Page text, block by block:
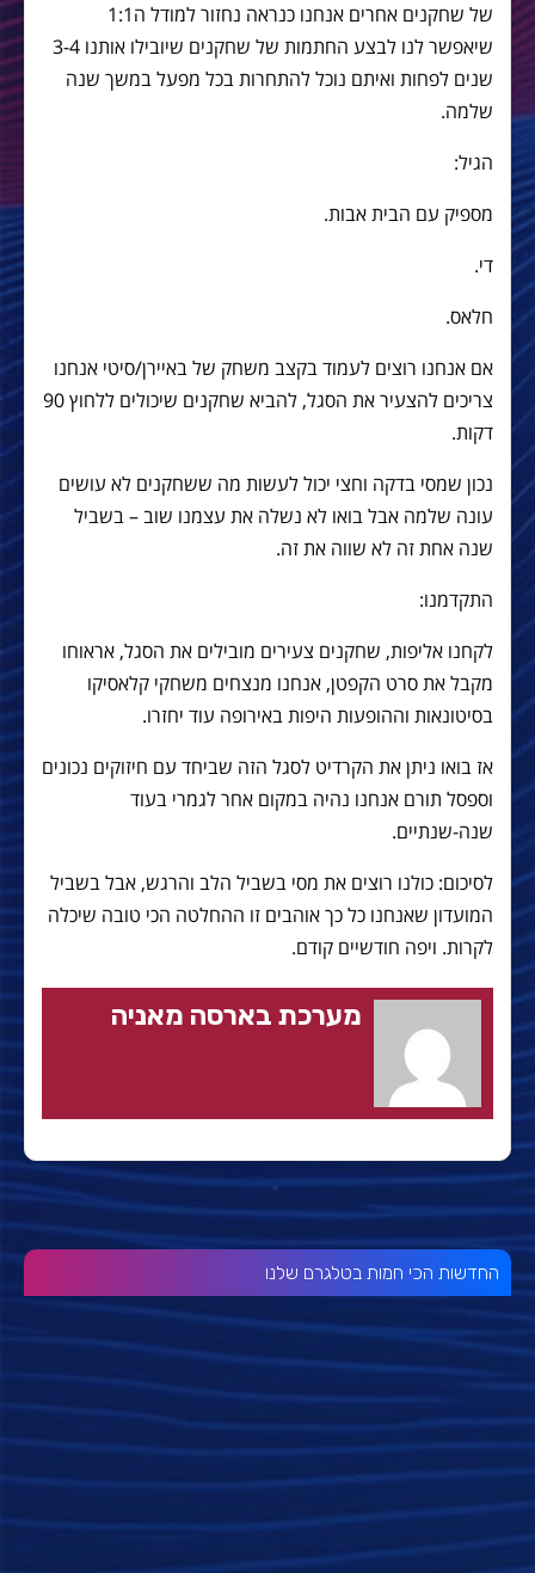
של שחקנים אחרים אנחנו כנראה נחזור למודל ה1:1
שיאפשר לנו לבצע החתמות של שחקנים שיובילו אותנו 3-4
שנים לפחות ואיתם נוכל להתחרות בכל מפעל במשך שנה
שלמה.
הגיל:
מספיק עם הבית אבות.
די.
חלאס.
אם אנחנו רוצים לעמוד בקצב משחק של באיירן/סיטי אנחנו
צריכים להצעיר את הסגל, להביא שחקנים שיכולים ללחוץ 90
דקות.
נכון שמסי בדקה וחצי יכול לעשות מה ששחקנים לא עושים
עונה שלמה אבל בואו לא נשלה את עצמנו שוב – בשביל
שנה אחת זה לא שווה את זה.
התקדמנו:
לקחנו אליפות, שחקנים צעירים מובילים את הסגל, אראוחו
מקבל את סרט הקפטן, אנחנו מנצחים משחקי קלאסיקו
בסיטונאות וההופעות היפות באירופה עוד יחזרו.
אז בואו ניתן את הקרדיט לסגל הזה שביחד עם חיזוקים נכונים
וספסל תורם אנחנו נהיה במקום אחר לגמרי בעוד
שנה-שנתיים.
לסיכום: כולנו רוצים את מסי בשביל הלב והרגש, אבל בשביל
המועדון שאנחנו כל כך אוהבים זו ההחלטה הכי טובה שיכלה
לקרות. ויפה חודשיים קודם.
מערכת בארסה מאניה
החדשות הכי חמות בטלגרם שלנו